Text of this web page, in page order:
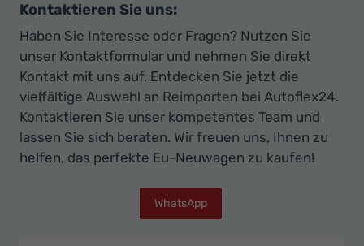
Kontaktieren Sie uns:
Haben Sie Interesse oder Fragen? Nutzen Sie
unser Kontaktformular und nehmen Sie direkt
Kontakt mit uns auf. Entdecken Sie jetzt die
vielfältige Auswahl an Reimporten bei Autoflex24.
Kontaktieren Sie unser kompetentes Team und
lassen Sie sich beraten. Wir freuen uns, Ihnen zu
helfen, das perfekte Eu-Neuwagen zu kaufen!
WhatsApp